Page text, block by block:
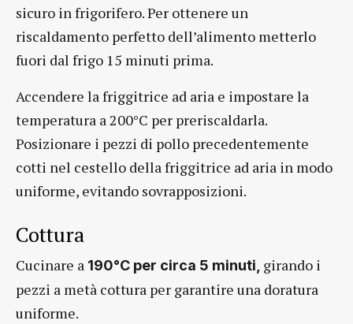
sicuro in frigorifero. Per ottenere un
riscaldamento perfetto dell’alimento metterlo
fuori dal frigo 15 minuti prima.
Accendere la friggitrice ad aria e impostare la
temperatura a 200°C per preriscaldarla.
Posizionare i pezzi di pollo precedentemente
cotti nel cestello della friggitrice ad aria in modo
uniforme, evitando sovrapposizioni.
Cottura
Cucinare a 190°C per circa 5 minuti, girando i
pezzi a metà cottura per garantire una doratura
uniforme.